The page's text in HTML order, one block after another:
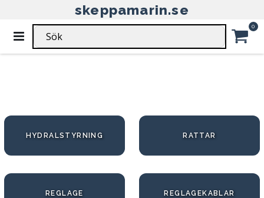
skeppamarin.se
Växla
Nav
0
REGLAGE & STYRNING
REGLAGE & STYRNING
HYDRALSTYRNING RATTAR
REGLAGE REGLAGEKABLAR